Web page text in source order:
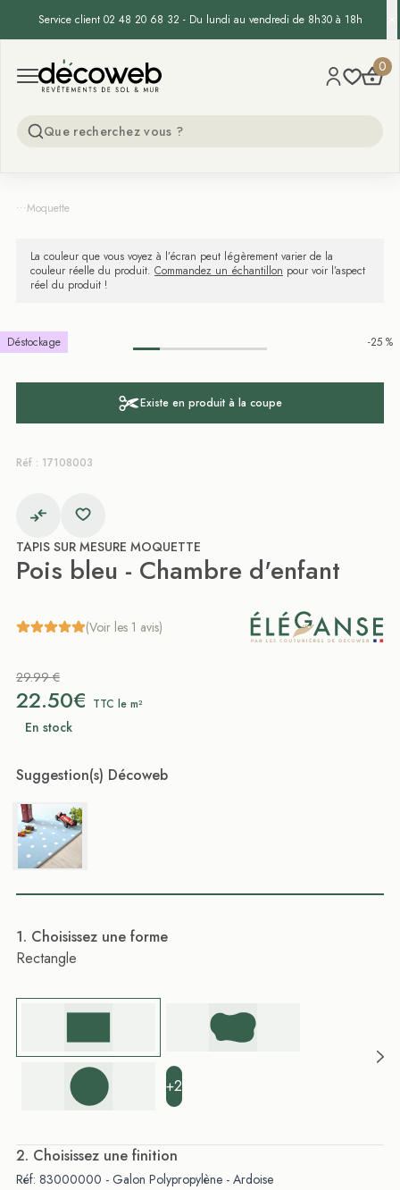
Service client 02 48 20 68 32 - Du lundi au vendredi de 8h30 à 18h
Open menu
Decoweb 0
...Moquette
La couleur que vous voyez à l’écran peut légèrement varier de la
couleur réelle du produit. Commandez un échantillon pour voir l’aspect
réel du produit !
Déstockage -25 %
Existe en produit à la coupe
Réf : 17108003
TAPIS SUR MESURE MOQUETTE
Pois bleu - Chambre d'enfant
(Voir les 1 avis)
29.99 €
22.50€ TTC le m²
En stock
Suggestion(s) Décoweb
. Choisissez une forme
Rectangle
+2
. Choisissez une finition
Réf: 83000000 - Galon Polypropylène - Ardoise